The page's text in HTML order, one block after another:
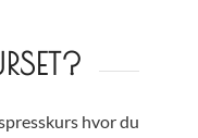
hvor du